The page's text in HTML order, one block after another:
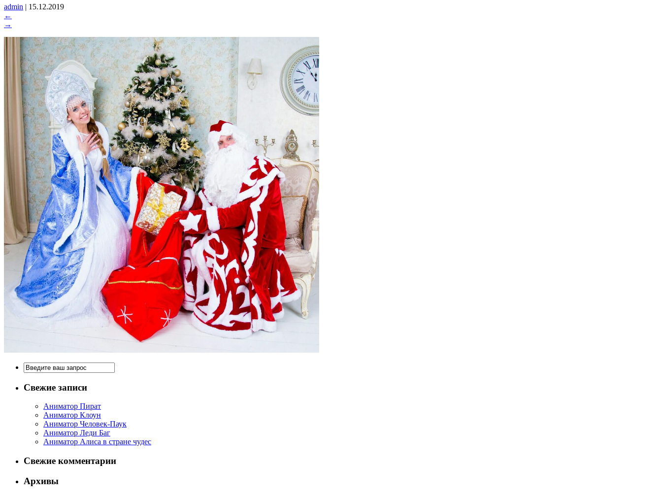
admin | 15.12.2019
←
→
Свежие записи
Аниматор Пират
Аниматор Клоун
Аниматор Человек-Паук
Аниматор Леди Баг
Аниматор Алиса в стране чудес
Свежие комментарии
Архивы